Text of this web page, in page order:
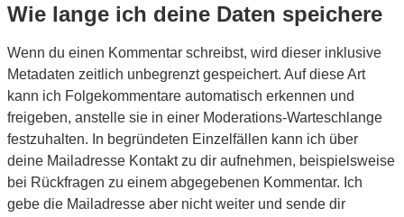
Wie lange ich deine Daten speichere
Wenn du einen Kommentar schreibst, wird dieser inklusive
Metadaten zeitlich unbegrenzt gespeichert. Auf diese Art
kann ich Folgekommentare automatisch erkennen und
freigeben, anstelle sie in einer Moderations-Warteschlange
festzuhalten. In begründeten Einzelfällen kann ich über
deine Mailadresse Kontakt zu dir aufnehmen, beispielsweise
bei Rückfragen zu einem abgegebenen Kommentar. Ich
gebe die Mailadresse aber nicht weiter und sende dir